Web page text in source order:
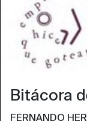
Bitácora
FERNANDO